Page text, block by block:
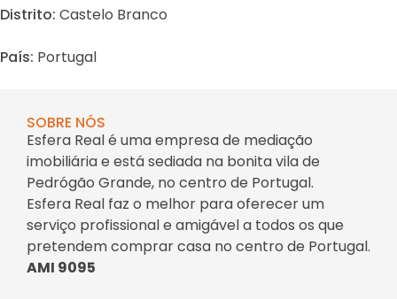
Distrito: Castelo Branco
País: Portugal
SOBRE NÓS
Esfera Real é uma empresa de mediação
imobiliária e está sediada na bonita vila de
Pedrógão Grande, no centro de Portugal.
Esfera Real faz o melhor para oferecer um
serviço profissional e amigável a todos os que
pretendem comprar casa no centro de Portugal.
AMI 9095